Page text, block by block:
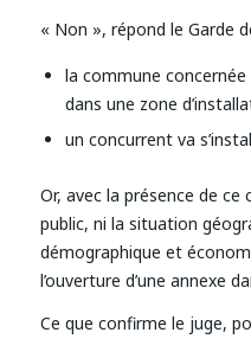
« Non », répond le Garde
la commune
dans une zone
un concurrent va
Or, avec la présence de
public, ni la situation
démographique et
l’ouverture d’une annexe
Ce que confirme le juge,